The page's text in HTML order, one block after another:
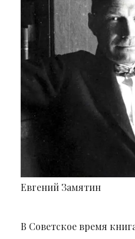
Евгений Замятин
В Советское время